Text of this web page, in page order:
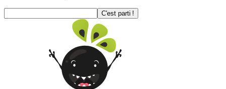
C'est parti !